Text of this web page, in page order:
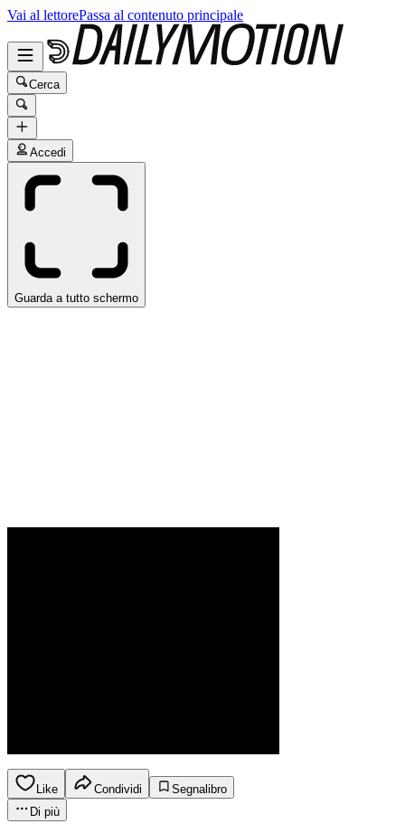
Vai al lettorePassa al contenuto principale
Cerca
Accedi
Guarda a tutto schermo
Like Condividi
Segnalibro
Di più